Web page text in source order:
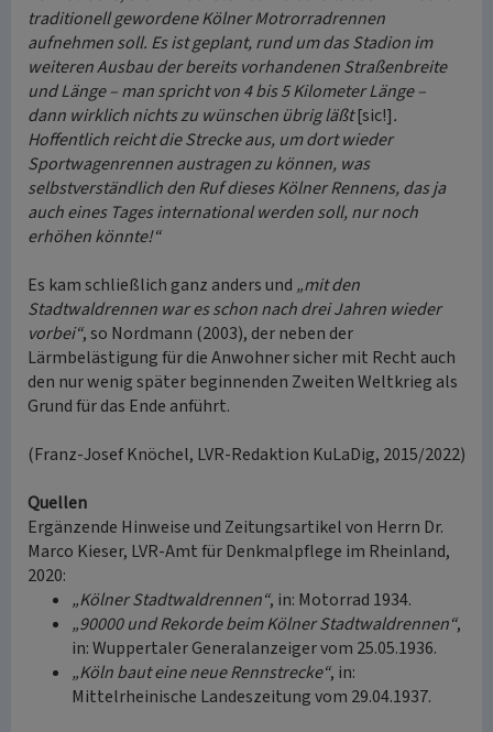
traditionell gewordene Kölner Motrorradrennen
aufnehmen soll. Es ist geplant, rund um das Stadion im
weiteren Ausbau der bereits vorhandenen Straßenbreite
und Länge – man spricht von 4 bis 5 Kilometer Länge –
dann wirklich nichts zu wünschen übrig läßt[sic!].
Hoffentlich reicht die Strecke aus, um dort wieder
Sportwagenrennen austragen zu können, was
selbstverständlich den Ruf dieses Kölner Rennens, das ja
auch eines Tages international werden soll, nur noch
erhöhen könnte!“
Es kam schließlich ganz anders und „mit den
Stadtwaldrennen war es schon nach drei Jahren wieder
vorbei“, so Nordmann (2003), der neben der
Lärmbelästigung für die Anwohner sicher mit Recht auch
den nur wenig später beginnenden Zweiten Weltkrieg als
Grund für das Ende anführt.
(Franz-Josef Knöchel, LVR-Redaktion KuLaDig, 2015/2022)
Quellen
Ergänzende Hinweise und Zeitungsartikel von Herrn Dr.
Marco Kieser, LVR-Amt für Denkmalpflege im Rheinland,
2020:
„Kölner Stadtwaldrennen“, in: Motorrad 1934.
„90000 und Rekorde beim Kölner Stadtwaldrennen“,
in: Wuppertaler Generalanzeiger vom 25.05.1936.
„Köln baut eine neue Rennstrecke“, in:
Mittelrheinische Landeszeitung vom 29.04.1937.